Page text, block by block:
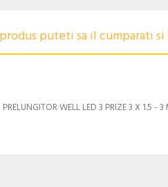
puteti sa il cumparati
PRELUNGITOR WELL LED 3 PRIZE 3 X 1.5 - 3